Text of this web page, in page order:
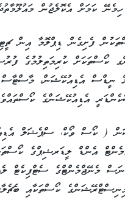
ކަމަށް އެކޮލެޖުން
ފެށިގެން ޑިޕްލޮމާ އިން
ކޯސްތަކަށް ކުރިމަތިލުމުގެ
ނީޑްސް އެޑިއުކޭޝަން،
އެޑިއުކޭޝަންގެ
( ކޯސް ވޯކް، ސްޕެޝަލް
އެންޑް ލީޑަރޝިޕްގެ
މެނޭޖްމެންޓްގެ ސެޓްފިކެޓް
ކޯސްތަކާއި